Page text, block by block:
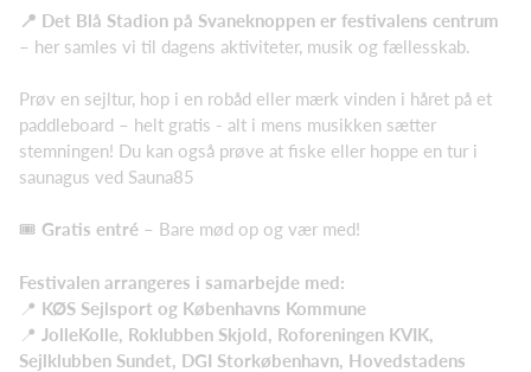
📍 Det Blå Stadion på Svaneknoppen er festivalens centrum
– her samles vi til dagens aktiviteter, musik og fællesskab.
Prøv en sejltur, hop i en robåd eller mærk vinden i håret på et
paddleboard – helt gratis - alt i mens musikken sætter
stemningen! Du kan også prøve at fiske eller hoppe en tur i
saunagus ved Sauna85
🎟 Gratis entré – Bare mød op og vær med!
Festivalen arrangeres i samarbejde med:
📍 KØS Sejlsport og Københavns Kommune
📍 JolleKolle, Roklubben Skjold, Roforeningen KVIK,
Sejlklubben Sundet, DGI Storkøbenhavn, Hovedstadens